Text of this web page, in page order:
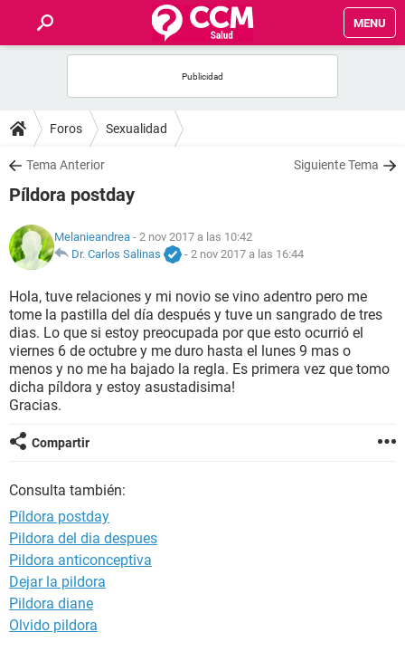
MENU
FOROS
SALUD
NUTRICIÓN
BIENESTAR
SEXUALIDAD
GLOSARIO
Foros Sexualidad
Tema Anterior Siguiente Tema
Píldora postday
Melanieandrea - 2 nov 2017 a las 10:42
Dr. Carlos Salinas
- 2 nov 2017 a las 16:44
Hola, tuve relaciones y mi novio se vino adentro pero me
tome la pastilla del día después y tuve un sangrado de tres
dias. Lo que si estoy preocupada por que esto ocurrió el
viernes 6 de octubre y me duro hasta el lunes 9 mas o
menos y no me ha bajado la regla. Es primera vez que tomo
dicha píldora y estoy asustadisima!
Gracias.
Compartir
Consulta también:
Píldora postday
Pildora del dia despues
Pildora anticonceptiva
Dejar la pildora
Pildora diane
Olvido pildora